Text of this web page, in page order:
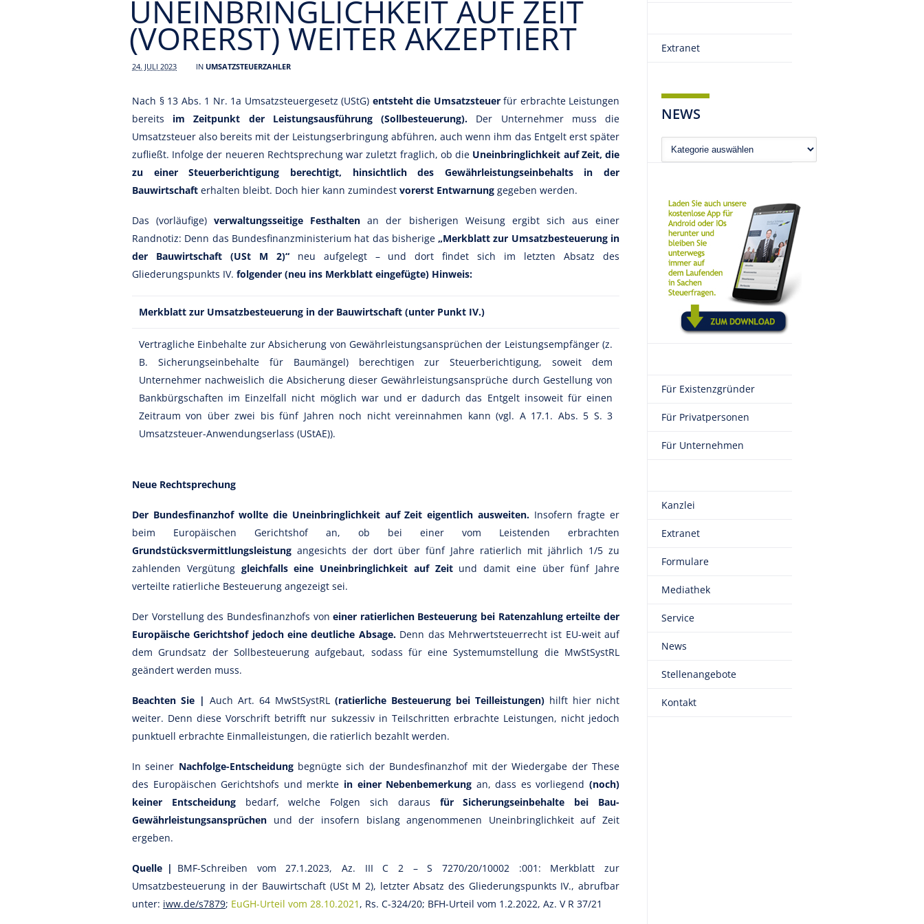
UNEINBRINGLICHKEIT AUF ZEIT
(VORERST) WEITER AKZEPTIERT
24. JULI 2023 IN UMSATZSTEUERZAHLER
Nach § 13 Abs. 1 Nr. 1a Umsatzsteuergesetz (UStG) entsteht die Umsatzsteuerfür erbrachte Leistungen
bereits im Zeitpunkt der Leistungsausführung (Sollbesteuerung). Der Unternehmer muss die
Umsatzsteuer also bereits mit der Leistungserbringung abführen, auch wenn ihm das Entgelt erst später
zufließt. Infolge der neueren Rechtsprechung war zuletzt fraglich, ob die Uneinbringlichkeit auf Zeit, die
zu einer Steuerberichtigung berechtigt, hinsichtlich des Gewährleistungseinbehalts in der
Bauwirtschaft erhalten bleibt. Doch hier kann zumindest vorerst Entwarnung gegeben werden.
Das (vorläufige)verwaltungsseitige Festhalten an der bisherigen Weisung ergibt sich aus einer
Randnotiz: Denn das Bundesfinanzministerium hat das bisherige„Merkblatt zur Umsatzbesteuerung in
der Bauwirtschaft (USt M 2)“neu aufgelegt – und dort findet sich im letzten Absatz des
Gliederungspunkts IV. folgender (neu ins Merkblatt eingefügte) Hinweis:
Merkblatt zur Umsatzbesteuerung in der Bauwirtschaft (unter Punkt IV.)
Vertragliche Einbehalte zur Absicherung von Gewährleistungsansprüchen der Leistungsempfänger (z.
B. Sicherungseinbehalte für Baumängel) berechtigen zur Steuerberichtigung, soweit dem
Unternehmer nachweislich die Absicherung dieser Gewährleistungsansprüche durch Gestellung von
Bankbürgschaften im Einzelfall nicht möglich war und er dadurch das Entgelt insoweit für einen
Zeitraum von über zwei bis fünf Jahren noch nicht vereinnahmen kann (vgl. A 17.1. Abs. 5 S. 3
Umsatzsteuer-Anwendungserlass (UStAE)).
Neue Rechtsprechung
Der Bundesfinanzhof wollte die Uneinbringlichkeit auf Zeit eigentlich ausweiten. Insofern fragte er
beim Europäischen Gerichtshof an, ob bei einer vom Leistenden erbrachten
Grundstücksvermittlungsleistung angesichts der dort über fünf Jahre ratierlich mit jährlich 1/5 zu
zahlenden Vergütung gleichfalls eine Uneinbringlichkeit auf Zeitund damit eine über fünf Jahre
verteilte ratierliche Besteuerung angezeigt sei.
Der Vorstellung des Bundesfinanzhofs voneiner ratierlichen Besteuerung bei Ratenzahlung erteilte der
Europäische Gerichtshof jedoch eine deutliche Absage.Denn das Mehrwertsteuerrecht ist EU-weit auf
dem Grundsatz der Sollbesteuerung aufgebaut, sodass für eine Systemumstellung die MwStSystRL
geändert werden muss.
Beachten Sie | Auch Art. 64 MwStSystRL (ratierliche Besteuerung bei Teilleistungen) hilft hier nicht
weiter. Denn diese Vorschrift betrifft nur sukzessiv in Teilschritten erbrachte Leistungen, nicht jedoch
punktuell erbrachte Einmalleistungen, die ratierlich bezahlt werden.
In seiner Nachfolge-Entscheidungbegnügte sich der Bundesfinanzhof mit der Wiedergabe der These
des Europäischen Gerichtshofs und merkte in einer Nebenbemerkung an, dass es vorliegend(noch)
keiner Entscheidungbedarf, welche Folgen sich daraus für Sicherungseinbehalte bei Bau-
Gewährleistungsansprüchen und der insofern bislang angenommenen Uneinbringlichkeit auf Zeit
ergeben.
Quelle | BMF-Schreiben vom 27.1.2023, Az. III C 2 – S 7270/20/10002 :001: Merkblatt zur
Umsatzbesteuerung in der Bauwirtschaft (USt M 2), letzter Absatz des Gliederungspunkts IV., abrufbar
unter: iww.de/s7879; EuGH-Urteil vom 28.10.2021 , Rs. C-324/20; BFH-Urteil vom 1.2.2022, Az. V R 37/21
Extranet
NEWS
News
Für Existenzgründer
Für Privatpersonen
Für Unternehmen
Kanzlei
Extranet
Formulare
Mediathek
Service
News
Stellenangebote
Kontakt